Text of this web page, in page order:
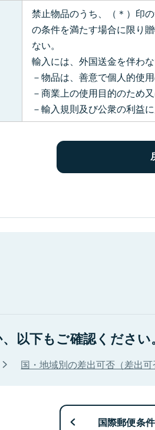
禁止物品のうち、（＊）印
の条件を満たす場合に限り
ない。
輸入には、外国送金を伴わな
－物品は、善意で個人的使
－商業上の使用目的のため
－輸入規則及び公衆の利益
以下もご確認ください。
国・地域別の差出可否（差出可
国際郵便条